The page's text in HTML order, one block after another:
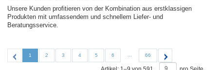
Unsere Kunden profitieren von der Kombination aus erstklassigen
Produkten mit umfassendem und schnellem Liefer- und
Beratungsservice.
1 2 3 4 5 6 ... 66